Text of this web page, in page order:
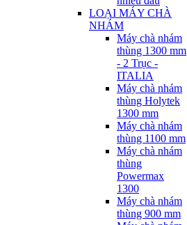
LOẠI MÁY CHÀ
NHÁM
Máy chà nhám
thùng 1300 mm
- 2 Trục -
ITALIA
Máy chà nhám
thùng Holytek
1300 mm
Máy chà nhám
thùng 1100 mm
Máy chà nhám
thùng
Powermax
1300
Máy chà nhám
thùng 900 mm